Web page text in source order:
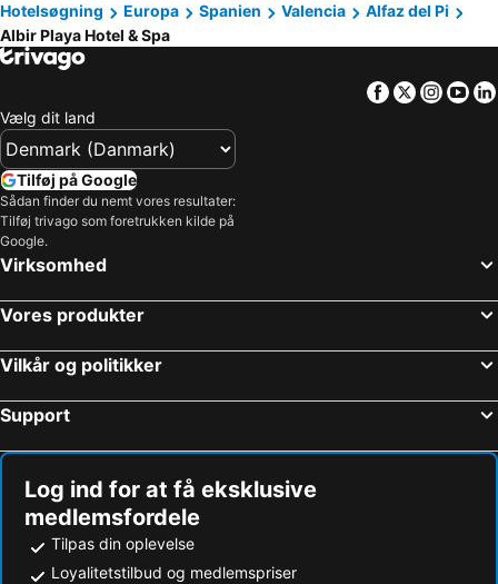
Hotelsøgning
Europa Spanien Valencia
Alfaz del Pi
Albir Playa Hotel & Spa
Facebook
Twitter
Vælg dit land
Tilføj på Google
Sådan finder du nemt vores resultater:
Tilføj trivago som foretrukken kilde på
Google.
Virksomhed
Vores produkter
Vilkår og politikker
Support
Log ind for at få eksklusive
medlemsfordele
Tilpas din oplevelse
Loyalitetstilbud og medlemspriser